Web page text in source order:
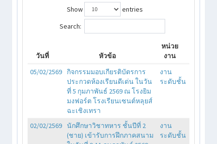
Show
entries
Search:
วันที่ หัวข้อ
หน่วย
งาน
05/02/2569 กิจกรรมมอบเกียรติบัตรการ
ประกวดห้องเรียนดีเด่น ในวัน
ที่ 5 กุมภาพันธ์ 2569 ณ โรงยิม
มงฟอร์ต โรงเรียนเซนต์หลุยส์
ฉะเชิงเทรา
งาน
ระดับชั้น
02/02/2569 นักศึกษาวิชาทหาร ชั้นปีที่ 2
(ชาย) เข้ารับการฝึกภาคสนาม
งาน
ระดับชั้น